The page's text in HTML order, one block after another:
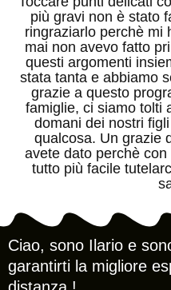
più gravi non è stato
ringraziarlo perchè mi
mai non avevo fatto
questi argomenti
stata tanta e abbiamo
grazie a questo
famiglie, ci siamo tolti
domani dei nostri
qualcosa. Un grazie
avete dato perchè
tutto più facile
Ciao, sono Ilario e
garantirti la migliore